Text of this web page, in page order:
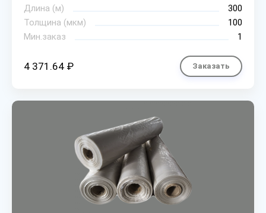
Длина (м)
300
Толщина (мкм)
100
Мин.заказ
1
4 371.64 ₽ Заказать